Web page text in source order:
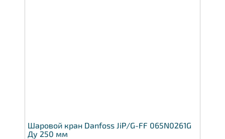
Шаровой кран Danfoss JiP/G-FF 065N0261G
Ду 250 мм